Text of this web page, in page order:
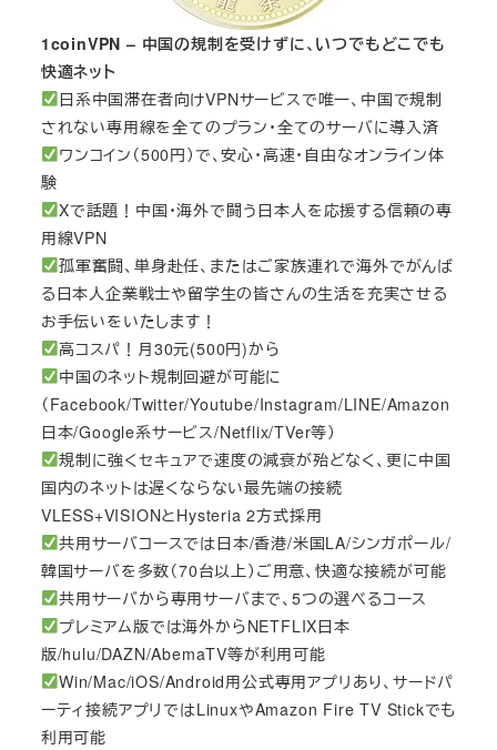
1coinVPN – 中国の規制を受けずに、いつでもどこでも
快適ネット
日系中国滞在者向けVPNサービスで唯一、中国で規制
されない専用線を全てのプラン・全てのサーバに導入済
ワンコイン（500円）で、安心・高速・自由なオンライン体
験
Xで話題！中国・海外で闘う日本人を応援する信頼の専
用線VPN
孤軍奮闘、単身赴任、またはご家族連れで海外でがんば
る日本人企業戦士や留学生の皆さんの生活を充実させる
お手伝いをいたします！
高コスパ！月30元(500円)から
中国のネット規制回避が可能に
（Facebook/Twitter/Youtube/Instagram/LINE/Amazon
日本/Google系サービス/Netflix/TVer等）
規制に強くセキュアで速度の減衰が殆どなく、更に中国
国内のネットは遅くならない最先端の接続
VLESS+VISIONとHysteria 2方式採用
共用サーバコースでは日本/香港/米国LA/シンガポール/
韓国サーバを多数（70台以上）ご用意、快適な接続が可能
共用サーバから専用サーバまで、5つの選べるコース
プレミアム版では海外からNETFLIX日本
版/hulu/DAZN/AbemaTV等が利用可能
Win/Mac/iOS/Android用公式専用アプリあり、サードパ
ーティ接続アプリではLinuxやAmazon Fire TV Stickでも
利用可能